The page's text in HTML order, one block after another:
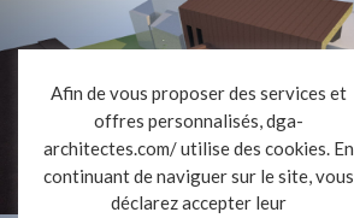
L’AGENCE
RÉALISATIONS
ACTUALITÉS
CONTACT
Afin de vous proposer des services et
offres personnalisés, dga-
architectes.com/ utilise des cookies. En
continuant de naviguer sur le site, vous
déclarez accepter leur